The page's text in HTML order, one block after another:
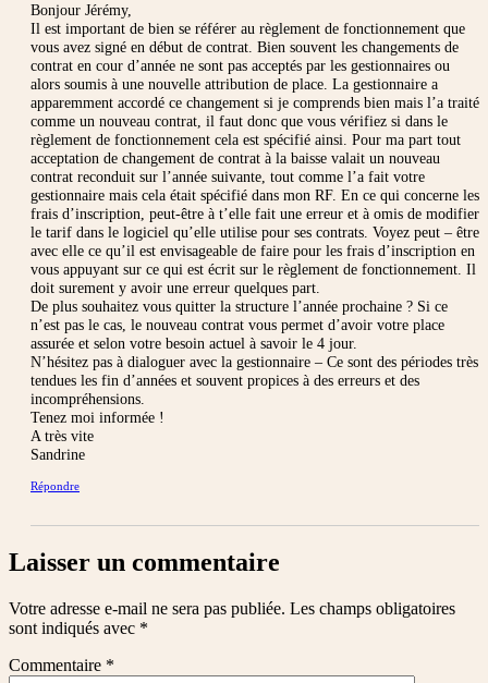
Bonjour Jérémy,
Il est important de bien se référer au règlement de fonctionnement que
vous avez signé en début de contrat. Bien souvent les changements de
contrat en cour d’année ne sont pas acceptés par les gestionnaires ou
alors soumis à une nouvelle attribution de place. La gestionnaire a
apparemment accordé ce changement si je comprends bien mais l’a traité
comme un nouveau contrat, il faut donc que vous vérifiez si dans le
règlement de fonctionnement cela est spécifié ainsi. Pour ma part tout
acceptation de changement de contrat à la baisse valait un nouveau
contrat reconduit sur l’année suivante, tout comme l’a fait votre
gestionnaire mais cela était spécifié dans mon RF. En ce qui concerne les
frais d’inscription, peut-être à t’elle fait une erreur et à omis de modifier
le tarif dans le logiciel qu’elle utilise pour ses contrats. Voyez peut – être
avec elle ce qu’il est envisageable de faire pour les frais d’inscription en
vous appuyant sur ce qui est écrit sur le règlement de fonctionnement. Il
doit surement y avoir une erreur quelques part.
De plus souhaitez vous quitter la structure l’année prochaine ? Si ce
n’est pas le cas, le nouveau contrat vous permet d’avoir votre place
assurée et selon votre besoin actuel à savoir le 4 jour.
N’hésitez pas à dialoguer avec la gestionnaire – Ce sont des périodes très
tendues les fin d’années et souvent propices à des erreurs et des
incompréhensions.
Tenez moi informée !
A très vite
Sandrine
Répondre
Laisser un commentaire
Votre adresse e-mail ne sera pas publiée. Les champs obligatoires
sont indiqués avec *
Commentaire *